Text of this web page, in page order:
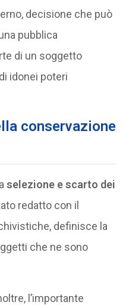
decisione che può
pubblica
di un soggetto
idonei poteri
conservazione
selezione e scarto dei
redatto con il
definisce la
che ne sono
l’importante